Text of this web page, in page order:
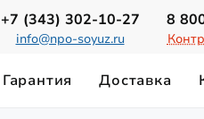
+7 (343) 302-10-27
info@npo-soyuz.ru
8
Гарантия Доставка